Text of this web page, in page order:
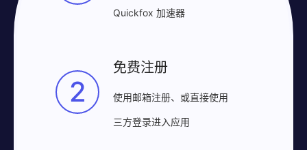
Quickfox 加速器
2
免费注册
使用邮箱注册、或直接使用
三方登录进入应用